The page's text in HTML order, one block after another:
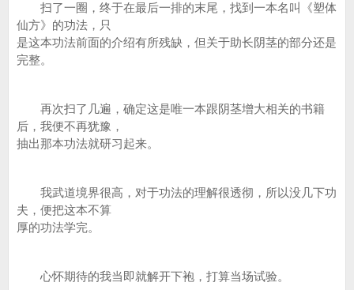
扫了一圈，终于在最后一排的末尾，找到一本名叫《塑体
仙方》的功法，只
是这本功法前面的介绍有所残缺，但关于助长阴茎的部分还是
完整。
再次扫了几遍，确定这是唯一本跟阴茎增大相关的书籍
后，我便不再犹豫，
抽出那本功法就研习起来。
我武道境界很高，对于功法的理解很透彻，所以没几下功
夫，便把这本不算
厚的功法学完。
心怀期待的我当即就解开下袍，打算当场试验。